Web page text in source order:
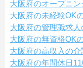
大阪府のオープニ
大阪府の未経験OK
大阪府の管理職求人
大阪府の無資格OK
大阪府の高収入の介
大阪府の年間休日